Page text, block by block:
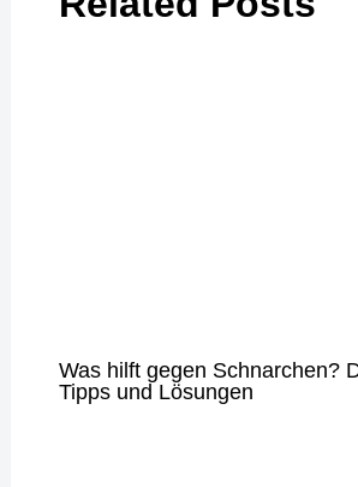
Was hilft gegen Schnarchen?
Tipps und Lösungen